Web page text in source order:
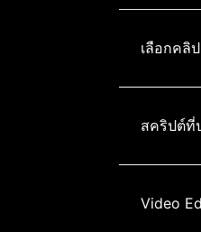
เลือกคลิ
สคริปต์ที่
Video